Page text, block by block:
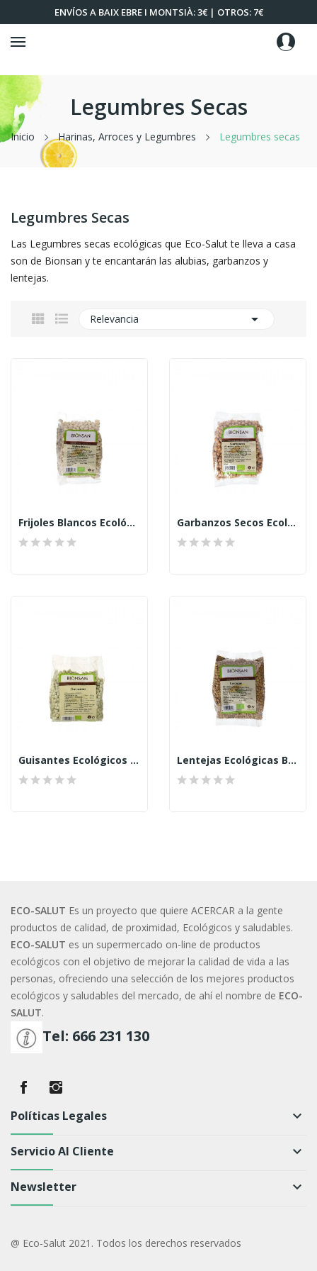
ENVÍOS A BAIX EBRE I MONTSIÀ: 3€ | OTROS: 7€
Legumbres Secas
Inicio Harinas, Arroces y Legumbres Legumbres secas
Legumbres Secas
Las Legumbres secas ecológicas que Eco-Salut te lleva a casa
son de Bionsan y te encantarán las alubias, garbanzos y
lentejas.
Relevancia 
Frijoles Blancos Ecológicos 500gr. Bionsan Garbanzos Secos Ecológicos Bionsan, 500gr.
Guisantes Ecológicos (Bionsan) Lentejas Ecológicas Bionsan 500 Grs
ECO-SALUT Es un proyecto que quiere ACERCAR a la gente
productos de calidad, de proximidad, Ecológicos y saludables.
ECO-SALUT es un supermercado on-line de productos
ecológicos con el objetivo de mejorar la calidad de vida a las
personas, ofreciendo una selección de los mejores productos
ecológicos y saludables del mercado, de ahí el nombre de ECO-
SALUT.
Tel: 666 231 130
Políticas Legales keyboard_arrow_down
Servicio Al Cliente keyboard_arrow_down
Newsletter keyboard_arrow_down
@ Eco-Salut 2021. Todos los derechos reservados